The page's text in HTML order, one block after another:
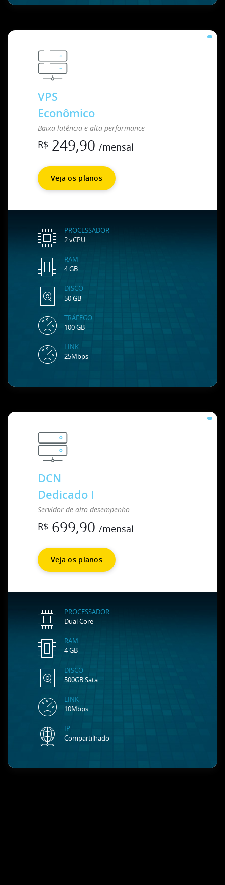
VPS
Econômico
Baixa latência e alta performance
R$ 249,90 /mensal
Veja os planos
PROCESSADOR
2 vCPU
RAM
4 GB
DISCO
50 GB
TRÁFEGO
100 GB
LINK
25Mbps
DCN
Dedicado I
Servidor de alto desempenho
R$ 699,90 /mensal
Veja os planos
PROCESSADOR
Dual Core
RAM
4 GB
DISCO
500GB Sata
LINK
10Mbps
IP
Compartilhado